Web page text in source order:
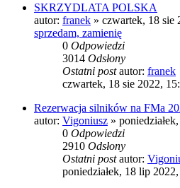
SKRZYDLATA POLSKA
autor: franek » czwartek, 18 sie
sprzedam, zamienię
0 Odpowiedzi
3014 Odsłony
Ostatni postautor: franek
czwartek, 18 sie 2022,
Rezerwacja silników na FMa
autor: Vigoniusz »
0 Odpowiedzi
2910 Odsłony
Ostatni postautor:
poniedziałek, 18 lip